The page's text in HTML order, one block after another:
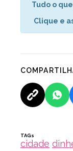
Tudo o
Clique e
TAGs
cidade